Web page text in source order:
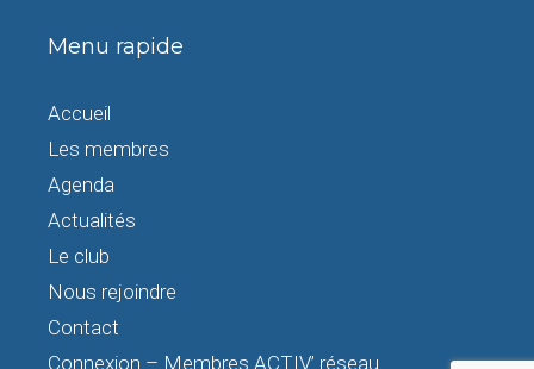
Menu rapide
Accueil
Les membres
Agenda
Actualités
Le club
Nous rejoindre
Contact
Connexion – Membres ACTIV’ réseau